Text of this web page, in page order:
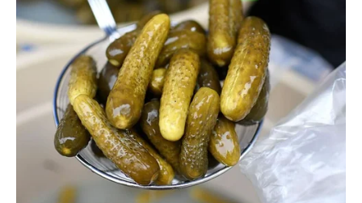
LJUBAV – MART JE MESec U
KOJEM RAK VIŠE NE MOLI, NE
ČEKA, NE NAGRAĐUJE POLA